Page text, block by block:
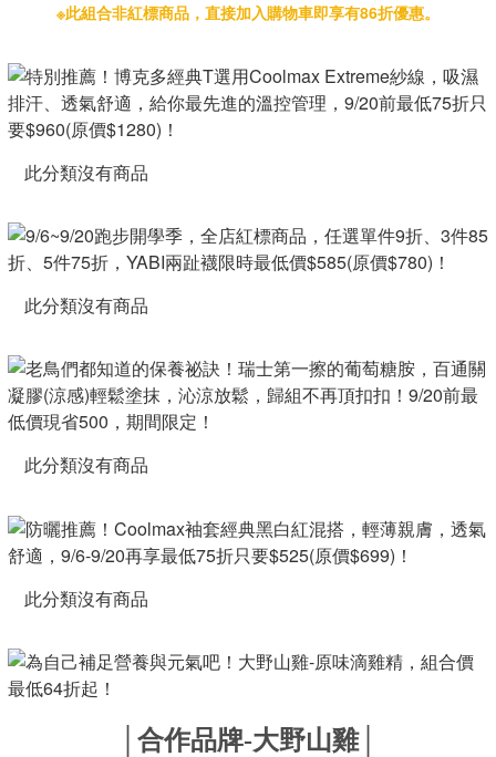
※此組合非紅標商品，直接加入購物車即享有86折優惠。
此分類沒有商品
此分類沒有商品
此分類沒有商品
此分類沒有商品
│合作品牌-大野山雞│